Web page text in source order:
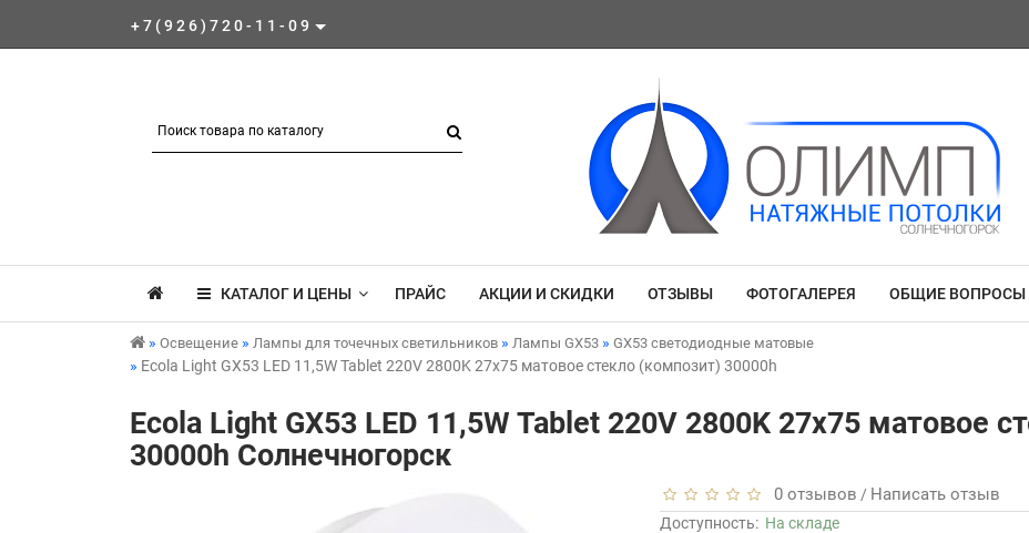
+7(926)720-11-09
КАТАЛОГ И ЦЕНЫ ПРАЙС АКЦИИ И СКИДКИ ОТЗЫВЫ ФОТОГАЛЕРЕЯ ОБЩИЕ ВОПРОСЫ
Освещение Лампы для точечных светильников Лампы GX53 GX53 светодиодные матовые
Ecola Light GX53 LED 11,5W Tablet 220V 2800K 27x75 матовое стекло (композит) 30000h
Ecola Light GX53 LED 11,5W Tablet 220V 2800K 27x75 матовое
30000h Солнечногорск
0 отзывов / Написать отзыв
Доступность: На складе